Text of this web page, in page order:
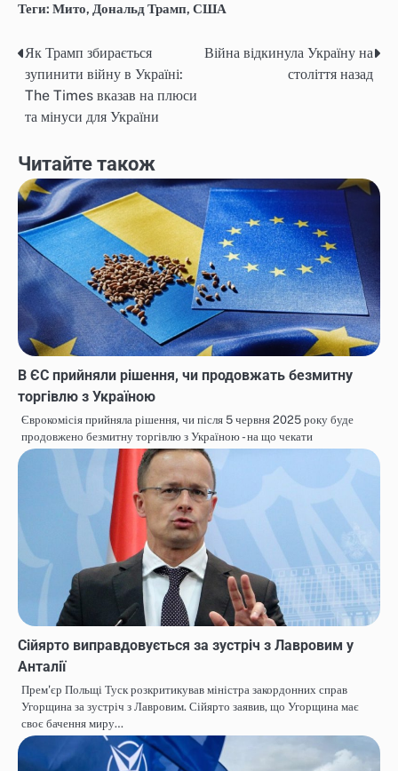
Теги: Мито, Дональд Трамп, США
Навігація
записів
Як Трамп збирається
зупинити війну в Україні:
The Times вказав на плюси
та мінуси для України
Війна відкинула Україну на
століття назад
Читайте також
В ЄС прийняли рішення, чи продовжать безмитну
торгівлю з Україною
Єврокомісія прийняла рішення, чи після 5 червня 2025 року буде
продовжено безмитну торгівлю з Україною - на що чекати
Сійярто виправдовується за зустріч з Лавровим у
Анталії
Прем'єр Польщі Туск розкритикував міністра закордонних справ
Угорщина за зустріч з Лавровим. Сійярто заявив, що Угорщина має
своє бачення миру…